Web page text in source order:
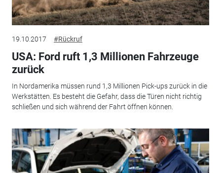
19.10.2017 #Rückruf
USA: Ford ruft 1,3 Millionen Fahrzeuge
zurück
In Nordamerika müssen rund 1,3 Millionen Pick-ups zurück in die
Werkstätten. Es besteht die Gefahr, dass die Türen nicht richtig
schließen und sich während der Fahrt öffnen können.